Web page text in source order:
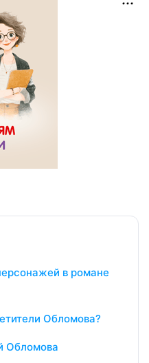
в романе
Обломова?
Обломова